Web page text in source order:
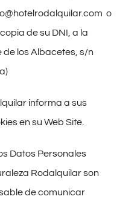
o
de su DNI, a la
de los Albacetes, s/n
informa a sus
en su Web Site.
Datos Personales
Rodalquilar son
de comunicar